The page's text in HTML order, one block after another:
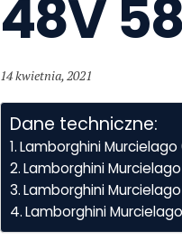
48V
14 kwietnia, 2021
Dane techniczne:
Lamborghini Murcielago
Lamborghini
Lamborghini
Lamborghini